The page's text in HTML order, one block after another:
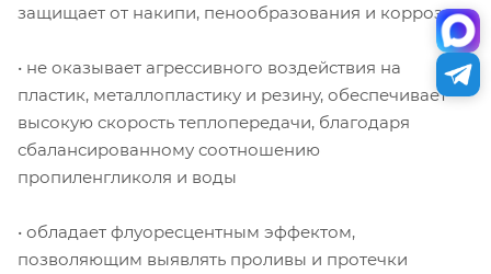
защищает от накипи, пенообразования и коррозии
• не оказывает агрессивного воздействия на
пластик, металлопластику и резину, обеспечивает
высокую скорость теплопередачи, благодаря
сбалансированному соотношению
пропиленгликоля и воды
• обладает флуоресцентным эффектом,
позволяющим выявлять проливы и протечки